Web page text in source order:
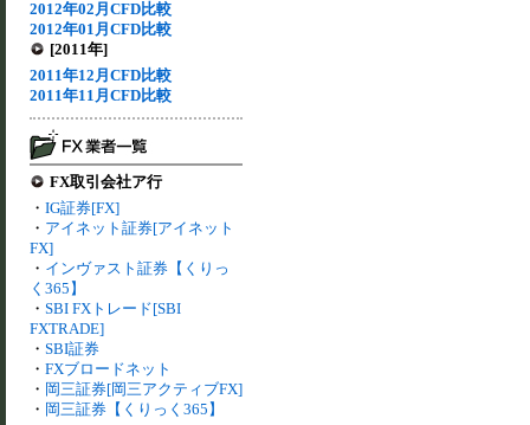
2012年02月CFD比較
2012年01月CFD比較
[2011年]
2011年12月CFD比較
2011年11月CFD比較
FX取引会社ア行
・ IG証券[FX]
・ アイネット証券[アイネット
FX]
・ インヴァスト証券【くりっ
く365】
・ SBI FXトレード[SBI
FXTRADE]
・ SBI証券
・ FXブロードネット
・ 岡三証券[岡三アクティブFX]
・ 岡三証券【くりっく365】